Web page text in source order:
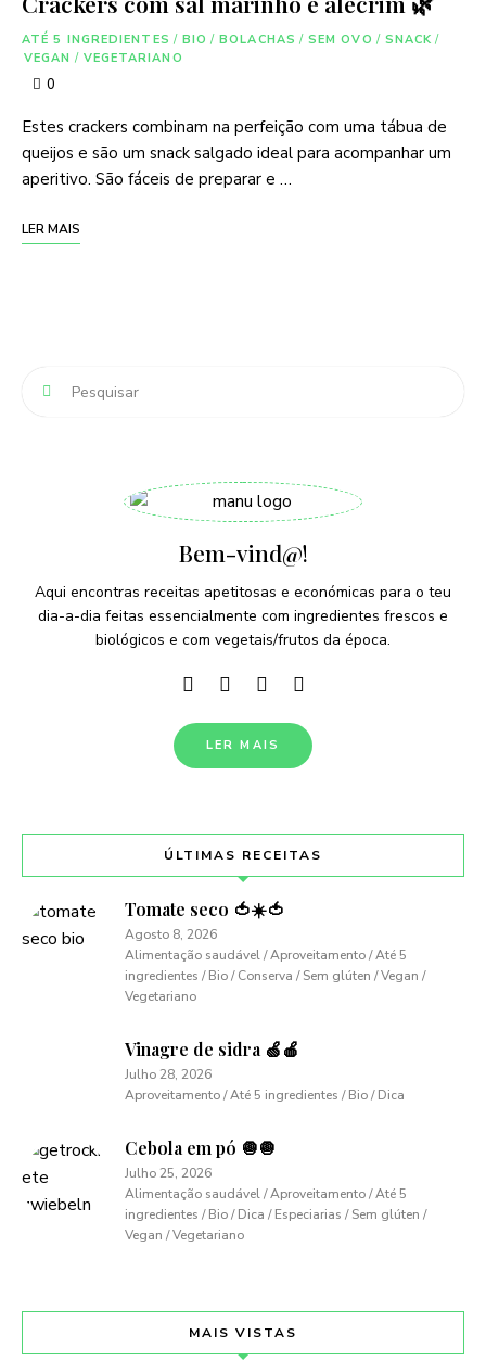
ATÉ 5 INGREDIENTES / BIO / BOLACHAS / SEM OVO / SNACK /
VEGAN / VEGETARIANO
0
Estes crackers combinam na perfeição com uma tábua de
queijos e são um snack salgado ideal para acompanhar um
aperitivo. São fáceis de preparar e …
LER MAIS
Bem-vind@!
Aqui encontras receitas apetitosas e económicas para o teu
dia-a-dia feitas essencialmente com ingredientes frescos e
biológicos e com vegetais/frutos da época.
LER MAIS
ÚLTIMAS RECEITAS
Tomate seco 🍅☀️🍅
Agosto 8, 2026
Alimentação saudável / Aproveitamento / Até 5
ingredientes / Bio / Conserva / Sem glúten / Vegan /
Vegetariano
Vinagre de sidra 🍏🍎
Julho 28, 2026
Aproveitamento / Até 5 ingredientes / Bio / Dica
Cebola em pó 🧅🧅
Julho 25, 2026
Alimentação saudável / Aproveitamento / Até 5
ingredientes / Bio / Dica / Especiarias / Sem glúten /
Vegan / Vegetariano
MAIS VISTAS